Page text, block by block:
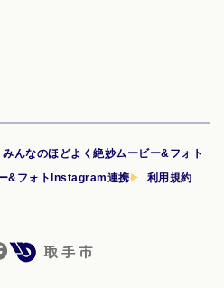
みんなのほどよく絶妙ムービー&フォト
&フォトInstagram連携
利用規約